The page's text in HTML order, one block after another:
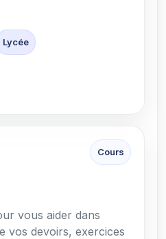
Lycée
Cours
vous aider dans
vos devoirs, exercices